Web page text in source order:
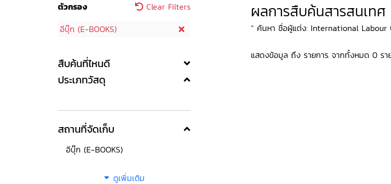
ตัวกรอง
Clear Filters
อีบุ๊ก (E-BOOKS)
สืบค้นที่ไหนดี
ประเภทวัสดุ
สถานที่จัดเก็บ
อีบุ๊ก (E-BOOKS)
ดูเพิ่มเติม
ผลการสืบค้นสารสนเทศ
“ ค้นหา ชื่อผู้แต่ง: International Labour
แสดงข้อมูล ถึง รายการ จากทั้งหมด 0 รา